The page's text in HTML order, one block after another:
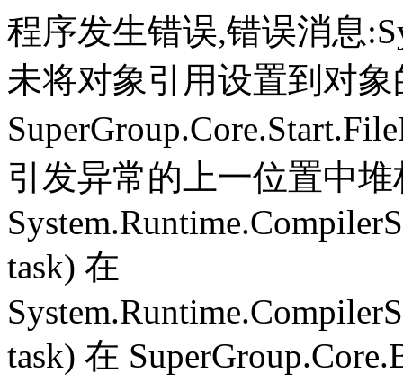
程序发生错误,错误消息
未将对象引用设置到对
引发异常的上一位置中
task) 在
task) 在